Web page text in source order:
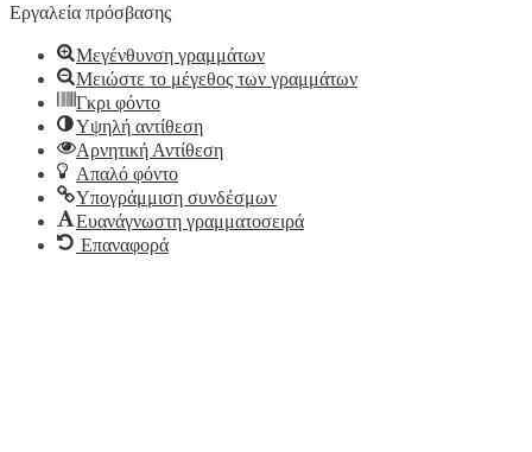
Εργαλεία πρόσβασης
Μεγένθυνση γραμμάτων
Μειώστε το μέγεθος των γραμμάτων
Γκρι φόντο
Υψηλή αντίθεση
Αρνητική Αντίθεση
Απαλό φόντο
Υπογράμμιση συνδέσμων
Ευανάγνωστη γραμματοσειρά
Επαναφορά